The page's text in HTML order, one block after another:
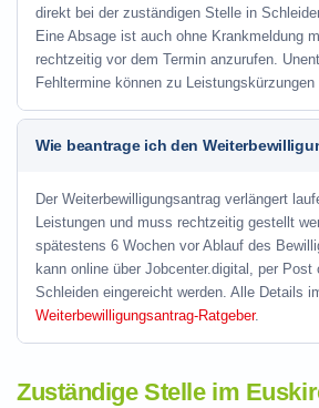
direkt bei der zuständigen Stelle in
Eine Absage ist auch ohne Krankmeldung
rechtzeitig vor dem Termin anzurufen.
Fehltermine können zu Leistungskürzungen
Wie beantrage ich den
Der Weiterbewilligungsantrag verlängert
Leistungen und muss rechtzeitig gestellt
spätestens 6 Wochen vor Ablauf des
kann online über Jobcenter.digital, per Post
Schleiden eingereicht werden. Alle Details
Weiterbewilligungsantrag-Ratgeber.
Zuständige Stelle im